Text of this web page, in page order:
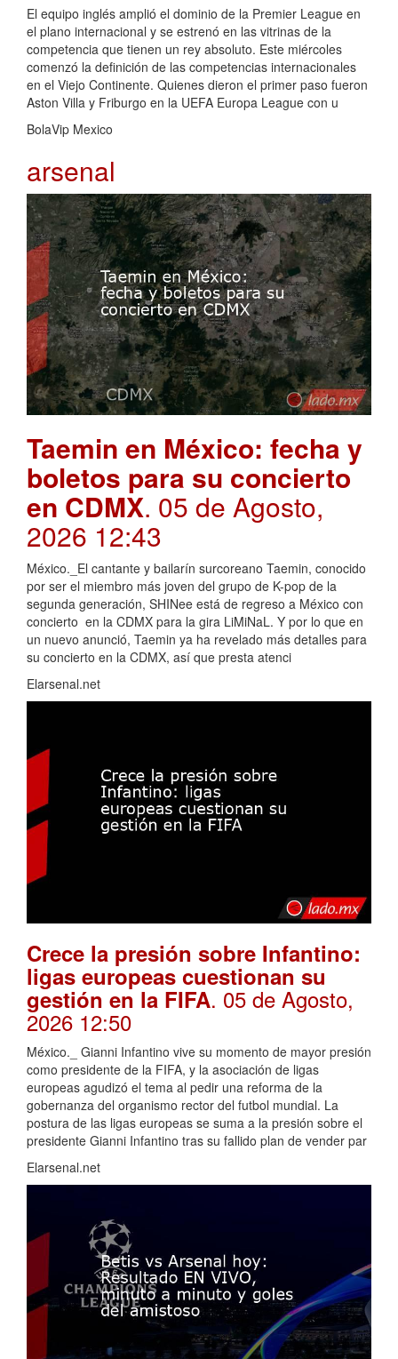
El equipo inglés amplió el dominio de la Premier League en
el plano internacional y se estrenó en las vitrinas de la
competencia que tienen un rey absoluto. Este miércoles
comenzó la definición de las competencias internacionales
en el Viejo Continente. Quienes dieron el primer paso fueron
Aston Villa y Friburgo en la UEFA Europa League con u
BolaVip Mexico
arsenal
Taemin en México: fecha y
boletos para su concierto
en CDMX. 05 de Agosto,
2026 12:43
México._El cantante y bailarín surcoreano Taemin, conocido
por ser el miembro más joven del grupo de K-pop de la
segunda generación, SHINee está de regreso a México con
concierto en la CDMX para la gira LiMiNaL. Y por lo que en
un nuevo anunció, Taemin ya ha revelado más detalles para
su concierto en la CDMX, así que presta atenci
Elarsenal.net
Crece la presión sobre Infantino:
ligas europeas cuestionan su
gestión en la FIFA. 05 de Agosto,
2026 12:50
México._ Gianni Infantino vive su momento de mayor presión
como presidente de la FIFA, y la asociación de ligas
europeas agudizó el tema al pedir una reforma de la
gobernanza del organismo rector del futbol mundial. La
postura de las ligas europeas se suma a la presión sobre el
presidente Gianni Infantino tras su fallido plan de vender par
Elarsenal.net